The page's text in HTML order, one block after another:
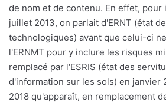
de nom et de contenu. En effet, pour
juillet 2013, on parlait d'ERNT (état
technologiques) avant que celui-ci
l'ERNMT pour y inclure les risques
remplacé par l'ESRIS (état des
d'information sur les sols) en janvier
2018 qu'apparaît, en remplacement